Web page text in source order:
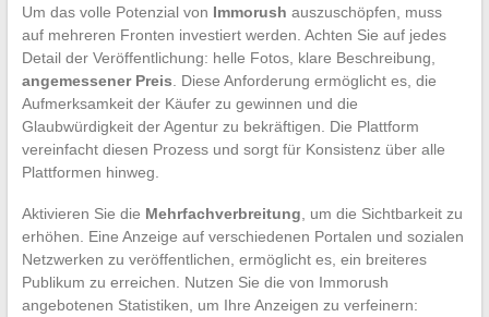
Um das volle Potenzial von Immorush auszuschöpfen, muss
auf mehreren Fronten investiert werden. Achten Sie auf jedes
Detail der Veröffentlichung: helle Fotos, klare Beschreibung,
angemessener Preis . Diese Anforderung ermöglicht es, die
Aufmerksamkeit der Käufer zu gewinnen und die
Glaubwürdigkeit der Agentur zu bekräftigen. Die Plattform
vereinfacht diesen Prozess und sorgt für Konsistenz über alle
Plattformen hinweg.
Aktivieren Sie die Mehrfachverbreitung , um die Sichtbarkeit zu
erhöhen. Eine Anzeige auf verschiedenen Portalen und sozialen
Netzwerken zu veröffentlichen, ermöglicht es, ein breiteres
Publikum zu erreichen. Nutzen Sie die von Immorush
angebotenen Statistiken, um Ihre Anzeigen zu verfeinern: